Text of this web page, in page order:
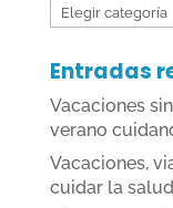
Categorías
Entradas
Vacaciones
verano
Vacaciones,
cuidar la